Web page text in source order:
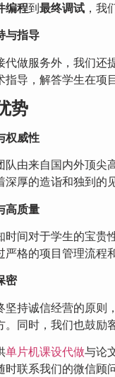
编程到最终调试 ，我
与指导
代做服务外，我们还
指导，解答学生在项
势
权威性
队由来自国内外顶尖
深厚的造诣和独到的
高质量
时间对于学生的宝贵
严格的项目管理流程
密
坚持诚信经营的原则
。同时，我们也鼓励
单片机课设代做与论
时联系我们的微信顾